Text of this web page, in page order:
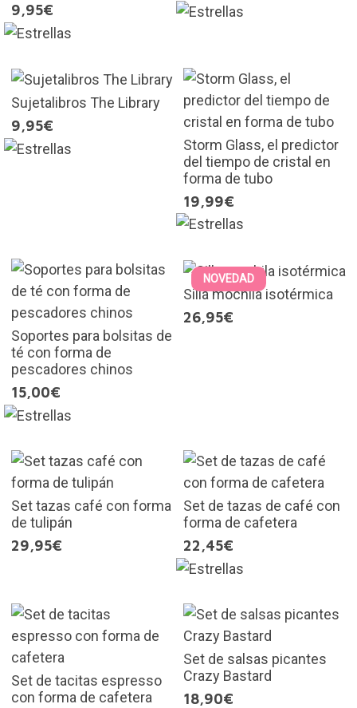
9,95€
Sujetalibros The Library
9,95€
Storm Glass, el predictor
del tiempo de cristal en
forma de tubo
19,99€
Soportes para bolsitas de
té con forma de
pescadores chinos
15,00€
NOVEDAD
Silla mochila isotérmica
26,95€
Set tazas café con forma
de tulipán
29,95€
Set de tazas de café con
forma de cafetera
22,45€
Set de tacitas espresso
con forma de cafetera
Set de salsas picantes
Crazy Bastard
18,90€